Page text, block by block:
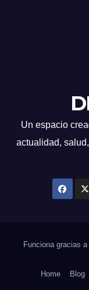
Un espacio
actualidad,
Funciona gracias
Home Blog